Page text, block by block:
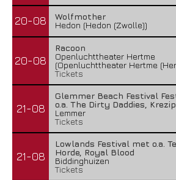
20-08
Wolfmother
Hedon (Hedon (Zwolle))
20-08
Racoon
Openluchttheater Hertme
(Openluchttheater Hertme
Tickets
21-08
Glemmer Beach Festival
o.a. The Dirty Daddies, Krezip
Lemmer
Tickets
21-08
Lowlands Festival met o.a.
Horde, Royal Blood
Biddinghuizen
Tickets